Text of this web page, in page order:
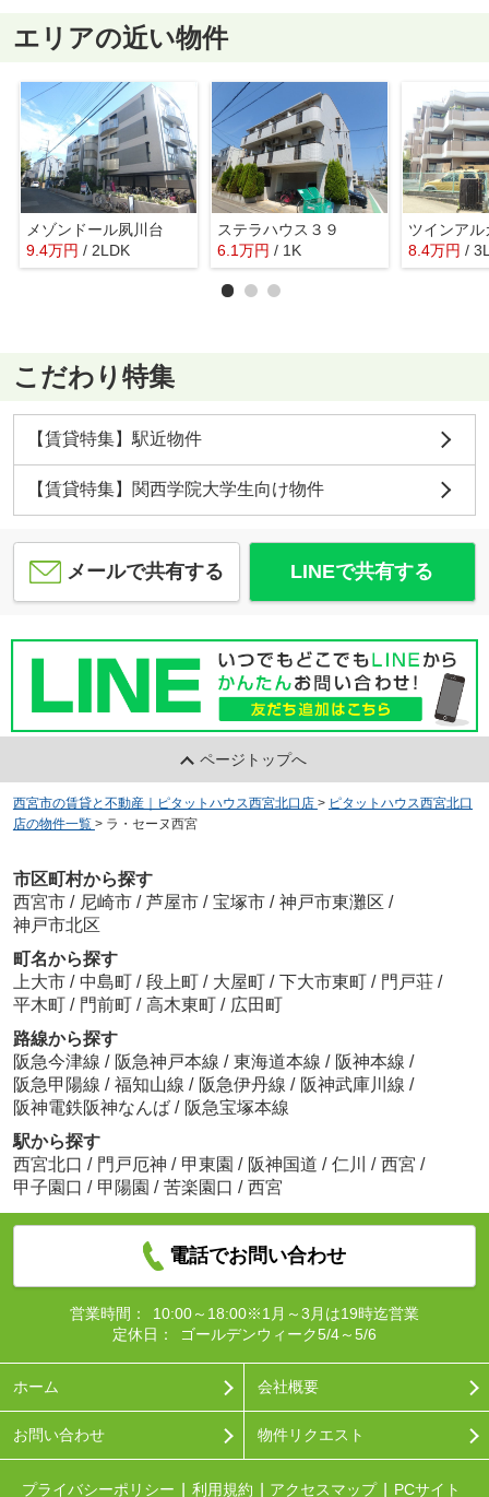
エリアの近い物件
メゾンドール夙川台
9.4万円 / 2LDK
ステラハウス３９
6.1万円 / 1K
ツインアル
8.4万円 /
こだわり特集
【賃貸特集】駅近物件
【賃貸特集】関西学院大学生向け物件
メールで共有する LINEで共有する
ページトップへ
西宮市の賃貸と不動産｜ピタットハウス西宮北口店 > ピタットハウス西宮北口
店の物件一覧 > ラ・セーヌ西宮
市区町村から探す
西宮市 / 尼崎市 / 芦屋市 / 宝塚市 / 神戸市東灘区 /
神戸市北区
町名から探す
上大市 / 中島町 / 段上町 / 大屋町 / 下大市東町 / 門戸荘 /
平木町 / 門前町 / 高木東町 / 広田町
路線から探す
阪急今津線 / 阪急神戸本線 / 東海道本線 / 阪神本線 /
阪急甲陽線 / 福知山線 / 阪急伊丹線 / 阪神武庫川線 /
阪神電鉄阪神なんば / 阪急宝塚本線
駅から探す
西宮北口 / 門戸厄神 / 甲東園 / 阪神国道 / 仁川 / 西宮 /
甲子園口 / 甲陽園 / 苦楽園口 / 西宮
電話でお問い合わせ
営業時間：
10:00～18:00※1月～3月は19時迄営業
定休日：
ゴールデンウィーク5/4～5/6
ホーム 会社概要
お問い合わせ 物件リクエスト
プライバシーポリシー 利用規約 アクセスマップ PCサイト